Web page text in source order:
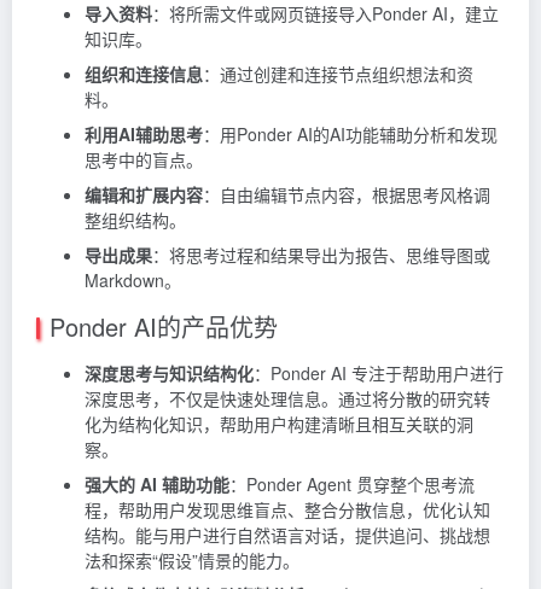
导入资料：将所需文件或网页链接导入Ponder AI，建立
知识库。
组织和连接信息：通过创建和连接节点组织想法和资
料。
利用AI辅助思考：用Ponder AI的AI功能辅助分析和发现
思考中的盲点。
编辑和扩展内容：自由编辑节点内容，根据思考风格调
整组织结构。
导出成果：将思考过程和结果导出为报告、思维导图或
Markdown。
Ponder AI的产品优势
深度思考与知识结构化：Ponder AI 专注于帮助用户进行
深度思考，不仅是快速处理信息。通过将分散的研究转
化为结构化知识，帮助用户构建清晰且相互关联的洞
察。
强大的 AI 辅助功能：Ponder Agent 贯穿整个思考流
程，帮助用户发现思维盲点、整合分散信息，优化认知
结构。能与用户进行自然语言对话，提供追问、挑战想
法和探索“假设”情景的能力。